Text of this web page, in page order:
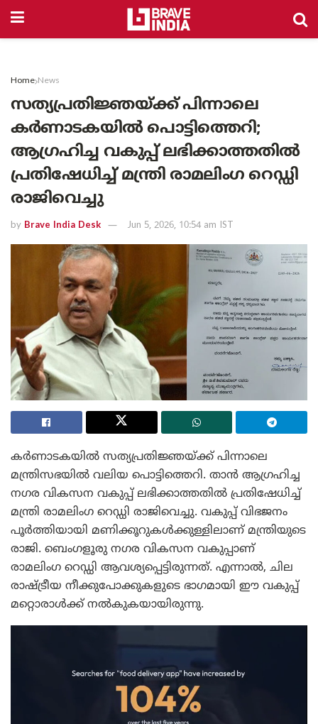
Home News
സത്യപ്രതിജ്ഞയ്ക്ക് പിന്നാലെ
കർണാടകയിൽ പൊട്ടിത്തെറി;
ആഗ്രഹിച്ച വകുപ്പ് ലഭിക്കാത്തതിൽ
പ്രതിഷേധിച്ച് മന്ത്രി രാമലിംഗ റെഡ്ഡി
രാജിവെച്ചു
by Brave India Desk Jun 5, 2026, 10:54 am IST
കർണാടകയിൽ സത്യപ്രതിജ്ഞയ്ക്ക് പിന്നാലെ
മന്ത്രിസഭയിൽ വലിയ പൊട്ടിത്തെറി. താൻ ആഗ്രഹിച്ച
നഗര വികസന വകുപ്പ് ലഭിക്കാത്തതിൽ പ്രതിഷേധിച്ച്
മന്ത്രി രാമലിംഗ റെഡ്ഡി രാജിവെച്ചു. വകുപ്പ് വിഭജനം
പൂർത്തിയായി മണിക്കൂറുകൾക്കുള്ളിലാണ് മന്ത്രിയുടെ
രാജി. ബെംഗളൂരു നഗര വികസന വകുപ്പാണ്
രാമലിംഗ റെഡ്ഡി ആവശ്യപ്പെട്ടിരുന്നത്. എന്നാൽ, ചില
രാഷ്ട്രീയ നീക്കുപോക്കുകളുടെ ഭാഗമായി ഈ വകുപ്പ്
മറ്റൊരാൾക്ക് നൽകുകയായിരുന്നു.